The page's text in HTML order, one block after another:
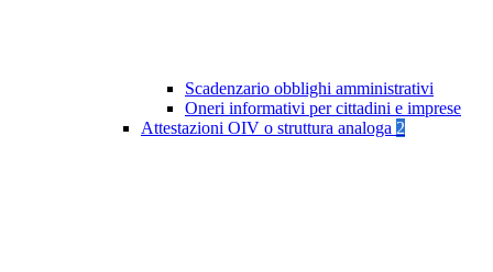
Scadenzario obblighi amministrativi
Oneri informativi per cittadini e imprese
Attestazioni OIV o struttura analoga 2